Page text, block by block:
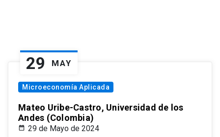
29 MAY
Microeconomía Aplicada
Mateo Uribe-Castro, Universidad de los
Andes (Colombia)
29 de Mayo de 2024